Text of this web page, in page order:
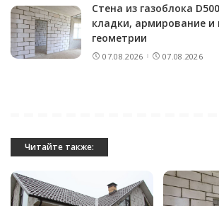
Стена из газоблока
кладки, армирование и
геометрии
07.08.2026 07.08.2026
Читайте также: